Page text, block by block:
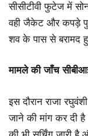
सीसीटीवी फुटेज में
वही जैकेट और कपड़े
शव के पास से बरामद
मामले की जाँच
इस दौरान राजा
जाने की मांग कर दी